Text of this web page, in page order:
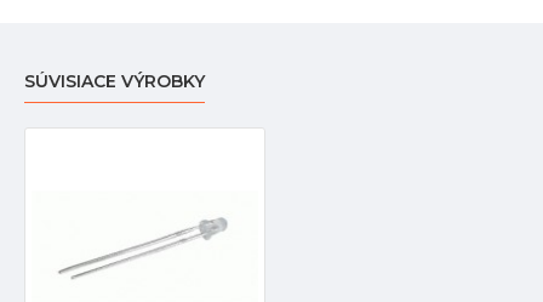
SÚVISIACE VÝROBKY